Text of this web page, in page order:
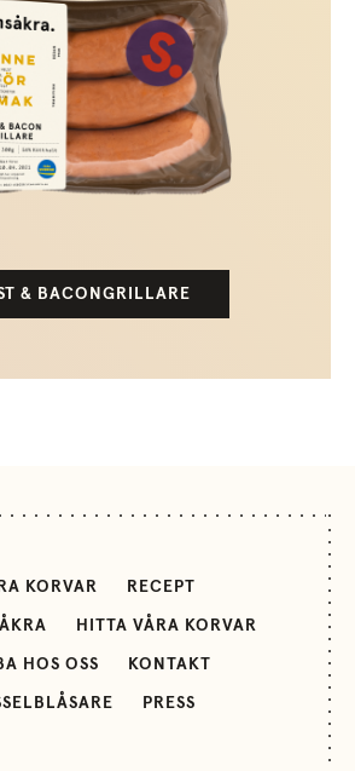
& BACONGRILLARE
KORVAR RECEPT
HITTA VÅRA KORVAR
HOS OSS KONTAKT
PRESS